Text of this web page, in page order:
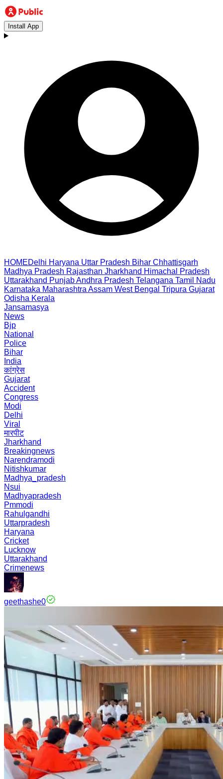
Install App
HOMEDelhi Haryana Uttar Pradesh Bihar Chhattisgarh
Madhya Pradesh Rajasthan Jharkhand Himachal Pradesh
Uttarakhand PunjabAndhra Pradesh Telangana Tamil Nadu
Karnataka Maharashtra Assam West Bengal Tripura Gujarat
Odisha Kerala
Jansamasya
News
Bjp
National
Police
Bihar
India
कांग्रेस
Gujarat
Accident
Congress
Modi
Delhi
Viral
मारपीट
Jharkhand
Breakingnews
Narendramodi
Nitishkumar
Madhya_pradesh
Nsui
Madhyapradesh
Pmmodi
Rahulgandhi
Uttarpradesh
Haryana
Cricket
Lucknow
Uttarakhand
Crimenews
geethashe0